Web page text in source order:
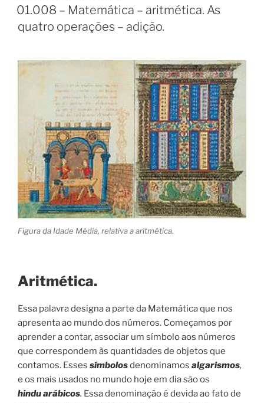
aritmética.
Propriedades
das
básicas.”
EM
01.008 – Matemática – aritmética. As
quatro operações – adição.
Figura da Idade Média, relativa a aritmética.
Aritmética.
Essa palavra designa a parte da Matemática que nos
apresenta ao mundo dos números. Começamos por
aprender a contar, associar um símbolo aos números
que correspondem às quantidades de objetos que
contamos. Esses símbolosdenominamos algarismos,
e os mais usados no mundo hoje em dia são os
hinduarábicos. Essa denominação é devida ao fato de